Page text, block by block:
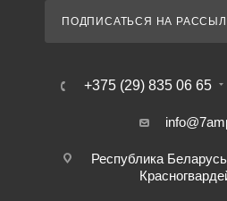
ПОДПИСАТЬСЯ НА
+375 (29) 835 06 65
Республика